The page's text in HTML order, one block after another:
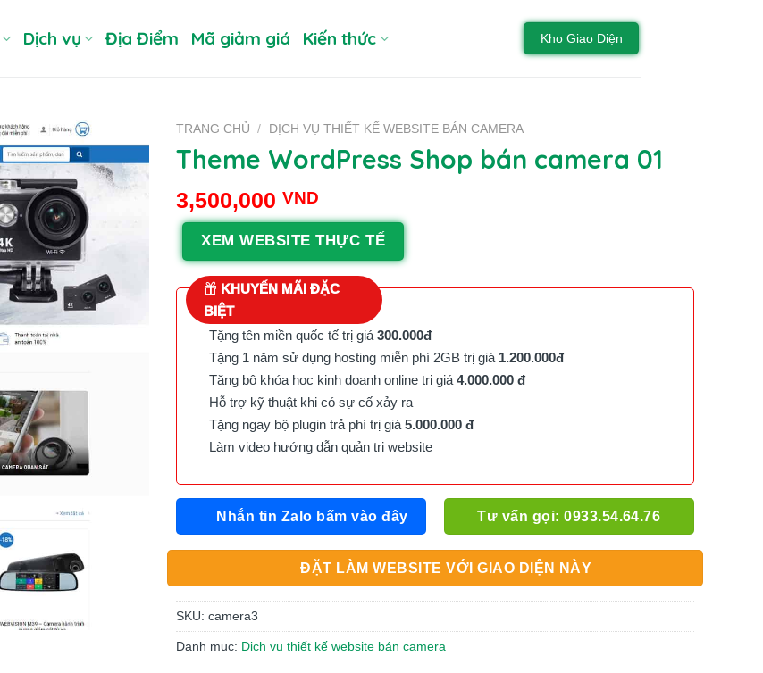
Dịch vụ Địa Điểm Mã giảm giá Kiến thức Kho Giao Diện
TRANG CHỦ / DỊCH VỤ THIẾT KẾ WEBSITE BÁN CAMERA
Theme WordPress Shop bán camera 01
3,500,000 VND
XEM WEBSITE THỰC TẾ
KHUYẾN MÃI ĐẶC
BIỆT
Tặng tên miền quốc tế trị giá 300.000đ
Tặng 1 năm sử dụng hosting miễn phí 2GB trị giá 1.200.000đ
Tặng bộ khóa học kinh doanh online trị giá 4.000.000 đ
Hỗ trợ kỹ thuật khi có sự cố xảy ra
Tặng ngay bộ plugin trả phí trị giá 5.000.000 đ
Làm video hướng dẫn quản trị website
Nhắn tin Zalo bấm vào đây Tư vấn gọi: 0933.54.64.76
ĐẶT LÀM WEBSITE VỚI GIAO DIỆN NÀY
SKU: camera3
Danh mục: Dịch vụ thiết kế website bán camera